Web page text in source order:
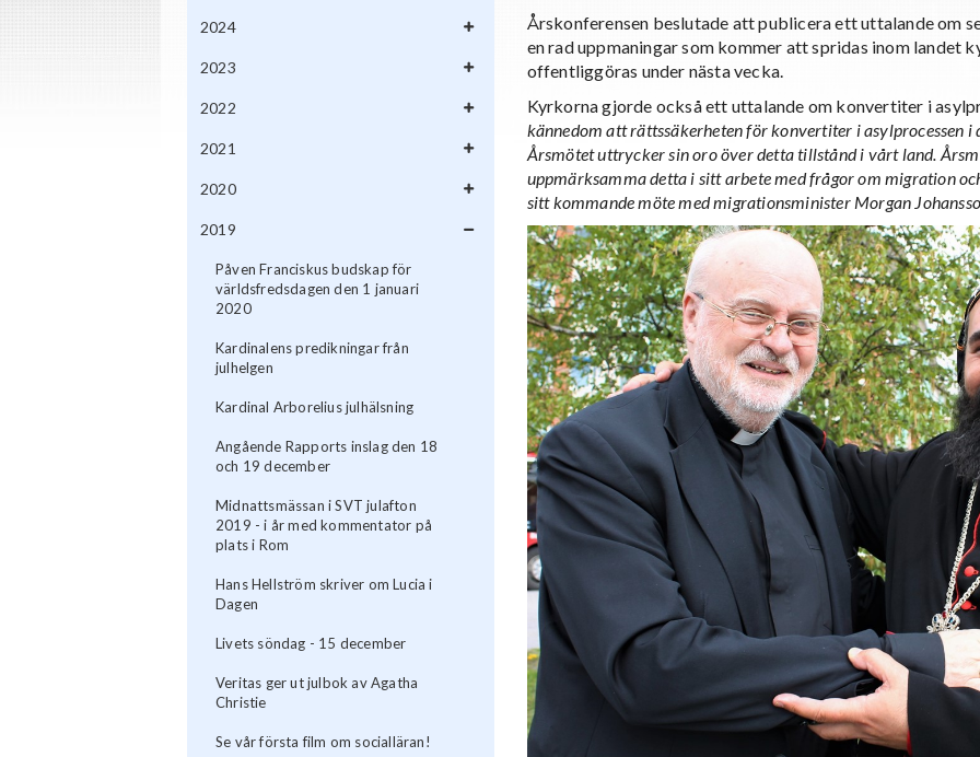
2024
2023
2022
2021
2020
2019
Påven Franciskus budskap för
världsfredsdagen den 1 januari
2020
Kardinalens predikningar från
julhelgen
Kardinal Arborelius julhälsning
Angående Rapports inslag den 18
och 19 december
Midnattsmässan i SVT julafton
2019 - i år med kommentator på
plats i Rom
Hans Hellström skriver om Lucia i
Dagen
Livets söndag - 15 december
Veritas ger ut julbok av Agatha
Christie
Se vår första film om socialläran!
Årskonferensen beslutade att publicera ett uttalande om
en rad uppmaningar som kommer att spridas inom landet
offentliggöras under nästa vecka.
Kyrkorna gjorde också ett uttalande om konvertiter i
kännedom att rättssäkerheten för konvertiter i asylprocessen
Årsmötet uttrycker sin oro över detta tillstånd i vårt land.
uppmärksamma detta i sitt arbete med frågor om migration
sitt kommande möte med migrationsminister Morgan